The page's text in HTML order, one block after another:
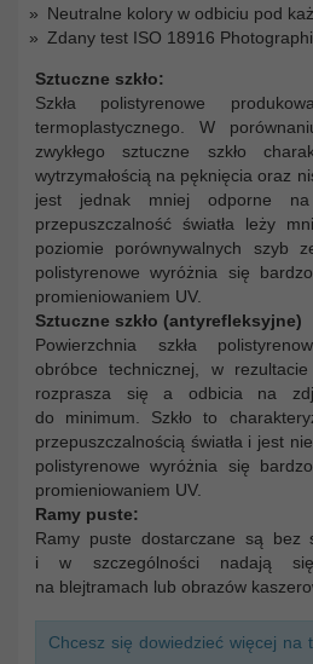
Neutralne kolory w odbiciu pod
Zdany test ISO 18916
Sztuczne szkło:
Szkła polistyrenowe
termoplastycznego. W
zwykłego sztuczne szkło
wytrzymałością na pęknięcia oraz
jest jednak mniej odporne na
przepuszczalność światła leży
poziomie porównywalnych szyb
polistyrenowe wyróżnia się
promieniowaniem UV.
Sztuczne szkło (antyrefleksyjne)
Powierzchnia szkła
obróbce technicznej, w
rozprasza się a odbicia na
do minimum. Szkło to
przepuszczalnością światła i jest
polistyrenowe wyróżnia się
promieniowaniem UV.
Ramy puste:
Ramy puste dostarczane są bez
i w szczególności nadają
na blejtramach lub obrazów
Chcesz się dowiedzieć więcej na